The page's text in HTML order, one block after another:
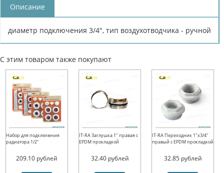
Описание
диаметр подключения 3/4", тип воздухотводчика - ручной
С этим товаром также покупают
Набор для подключения
радиатора 1/2"
209.10 рублей
IT-RA Заглушка 1" правая с
EPDM прокладкой
32.40 рублей
IT-RA Переходник 1"х3/4"
правый с EPDM прокладкой
32.85 рублей